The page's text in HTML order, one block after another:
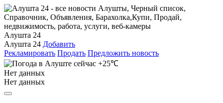
Алушта 24
Алушта 24 Добавить
Рекламировать Продать Предложить новость
+25℃
Нет данных
Нет данных